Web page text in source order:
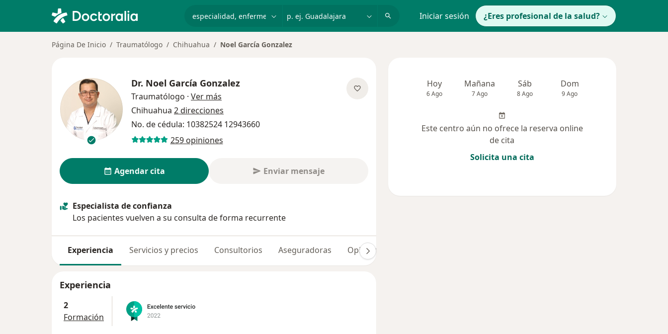
Iniciar sesión ¿Eres profesional de la salud?
Página De Inicio Traumatólogo Chihuahua Noel García Gonzalez
Dr. Noel García Gonzalez
Traumatólogo · Ver más
Chihuahua 2 direcciones
No. de cédula: 10382524 12943660
259 opiniones
Agendar cita Enviar mensaje
Especialista de confianza
Los pacientes vuelven a su consulta de forma recurrente
Experiencia Servicios y precios Consultorios Aseguradoras Opiniones (259)
Experiencia
2
Formación
Hoy
6 Ago
Mañana
7 Ago
Sáb
8 Ago
Dom
9 Ago
Este centro aún no ofrece la reserva online
de cita
Solicita una cita